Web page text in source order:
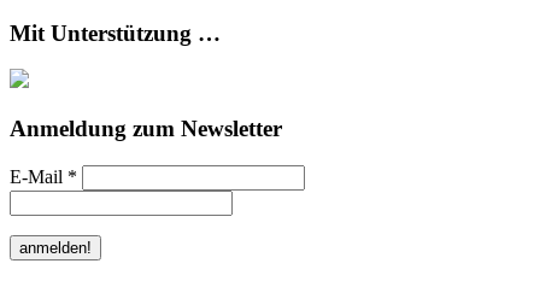
Mit Unterstützung …
Anmeldung zum Newsletter
E-Mail *